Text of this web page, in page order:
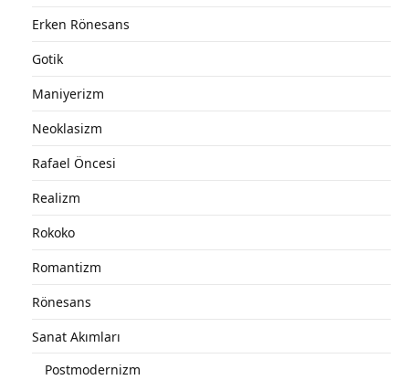
Erken Rönesans
Gotik
Maniyerizm
Neoklasizm
Rafael Öncesi
Realizm
Rokoko
Romantizm
Rönesans
Sanat Akımları
Postmodernizm